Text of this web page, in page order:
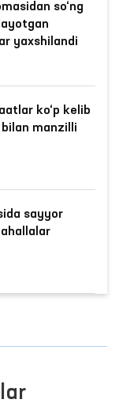
so‘ng
yaxshilandi
ko‘p kelib
manzilli
sayyor